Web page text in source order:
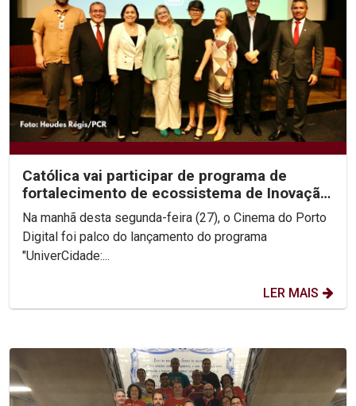
Católica vai participar de programa de
fortalecimento de ecossistema de Inovação
do Recife
Na manhã desta segunda-feira (27), o Cinema do Porto
Digital foi palco do lançamento do programa
"UniverCidade:...
LER MAIS